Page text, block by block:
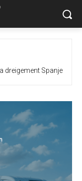
Spanje
Merwedebrug